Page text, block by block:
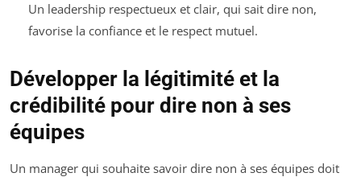
Un leadership respectueux et clair, qui sait dire non,
favorise la confiance et le respect mutuel.
Développer la légitimité et la
crédibilité pour dire non à ses
équipes
Un manager qui souhaite savoir dire non à ses équipes doit